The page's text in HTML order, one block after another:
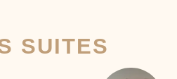
SUITES